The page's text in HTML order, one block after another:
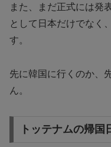
また、まだ正式には発
として日本だけでなく
す。
先に韓国に行くのか、
ん。
トッテナムの帰国